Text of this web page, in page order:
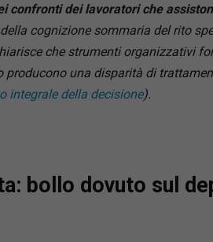
confronti dei lavoratori che
cognizione sommaria del rito
che strumenti organizzativi
producono una disparità di
integrale della decisione).
bollo dovuto sul